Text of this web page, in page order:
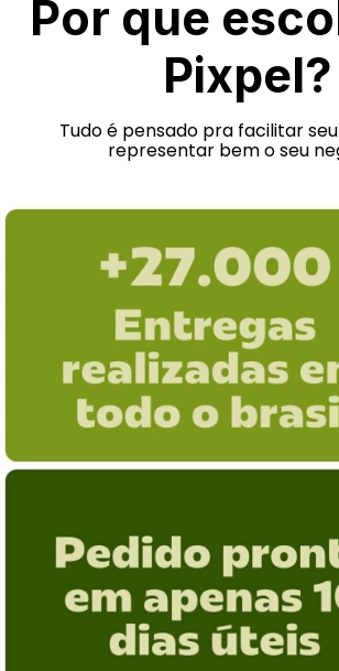
Por que
Pixpel?
Tudo é pensado pra facilitar
representar bem o seu